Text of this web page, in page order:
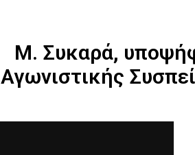
Μ. Συκαρά,
Αγωνιστικής